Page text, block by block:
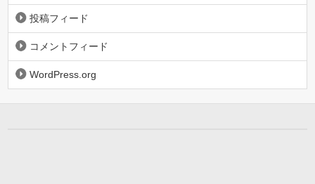
投稿フィード
コメントフィード
WordPress.org